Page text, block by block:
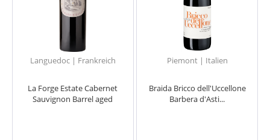
Languedoc | Frankreich
La Forge Estate Cabernet
Sauvignon Barrel aged
Piemont | Italien
Braida Bricco dell'Uccellone
Barbera d'Asti...